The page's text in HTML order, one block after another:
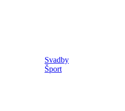
Svadby
Šport